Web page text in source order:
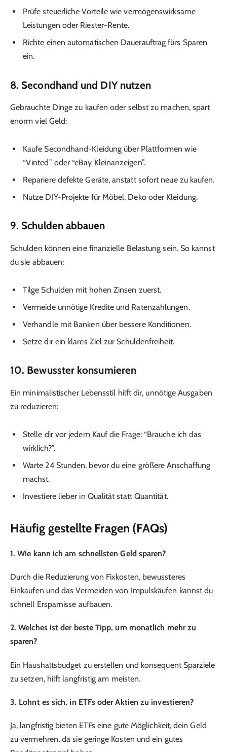
Prüfe steuerliche Vorteile wie vermögenswirksame
Leistungen oder Riester-Rente.
Richte einen automatischen Dauerauftrag fürs Sparen
ein.
8. Secondhand und DIY nutzen
Gebrauchte Dinge zu kaufen oder selbst zu machen, spart
enorm viel Geld:
Kaufe Secondhand-Kleidung über Plattformen wie
“Vinted” oder “eBay Kleinanzeigen”.
Repariere defekte Geräte, anstatt sofort neue zu kaufen.
Nutze DIY-Projekte für Möbel, Deko oder Kleidung.
9. Schulden abbauen
Schulden können eine finanzielle Belastung sein. So kannst
du sie abbauen:
Tilge Schulden mit hohen Zinsen zuerst.
Vermeide unnötige Kredite und Ratenzahlungen.
Verhandle mit Banken über bessere Konditionen.
Setze dir ein klares Ziel zur Schuldenfreiheit.
10. Bewusster konsumieren
Ein minimalistischer Lebensstil hilft dir, unnötige Ausgaben
zu reduzieren:
Stelle dir vor jedem Kauf die Frage: “Brauche ich das
wirklich?”.
Warte 24 Stunden, bevor du eine größere Anschaffung
machst.
Investiere lieber in Qualität statt Quantität.
Häufig gestellte Fragen (FAQs)
1. Wie kann ich am schnellsten Geld sparen?
Durch die Reduzierung von Fixkosten, bewussteres
Einkaufen und das Vermeiden von Impulskäufen kannst du
schnell Ersparnisse aufbauen.
2. Welches ist der beste Tipp, um monatlich mehr zu
sparen?
Ein Haushaltsbudget zu erstellen und konsequent Sparziele
zu setzen, hilft langfristig am meisten.
3. Lohnt es sich, in ETFs oder Aktien zu investieren?
Ja, langfristig bieten ETFs eine gute Möglichkeit, dein Geld
zu vermehren, da sie geringe Kosten und ein gutes